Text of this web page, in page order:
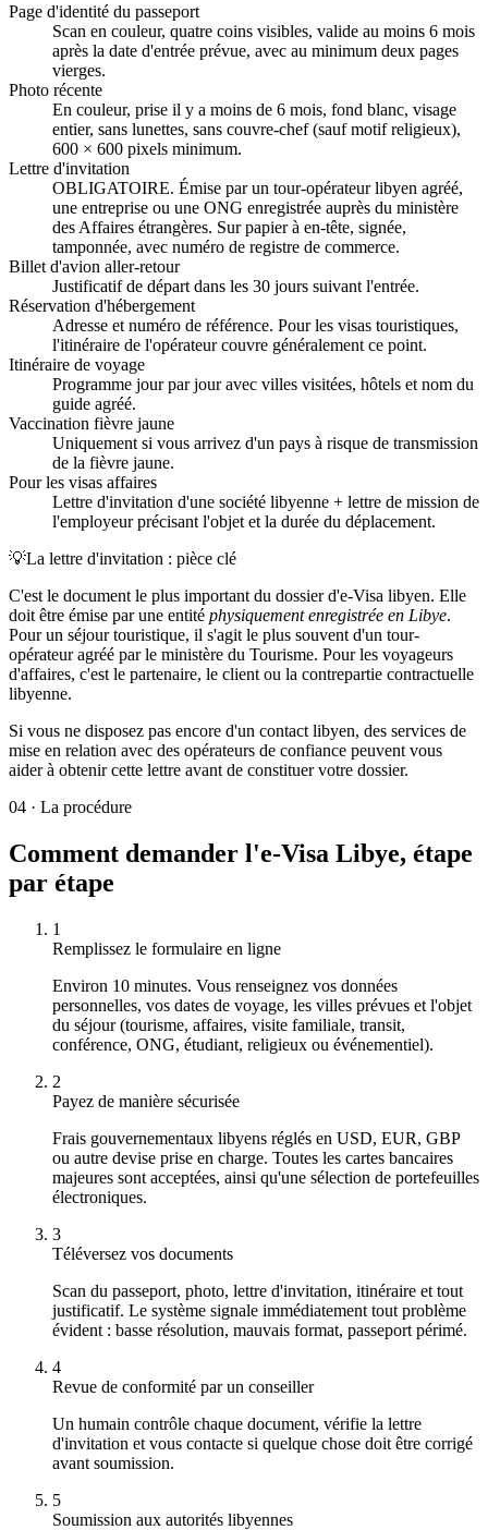
Page d'identité du passeport
Scan en couleur, quatre coins visibles, valide au moins 6 mois
après la date d'entrée prévue, avec au minimum deux pages
vierges.
Photo récente
En couleur, prise il y a moins de 6 mois, fond blanc, visage
entier, sans lunettes, sans couvre-chef (sauf motif religieux),
600 × 600 pixels minimum.
Lettre d'invitation
OBLIGATOIRE. Émise par un tour-opérateur libyen agréé,
une entreprise ou une ONG enregistrée auprès du ministère
des Affaires étrangères. Sur papier à en-tête, signée,
tamponnée, avec numéro de registre de commerce.
Billet d'avion aller-retour
Justificatif de départ dans les 30 jours suivant l'entrée.
Réservation d'hébergement
Adresse et numéro de référence. Pour les visas touristiques,
l'itinéraire de l'opérateur couvre généralement ce point.
Itinéraire de voyage
Programme jour par jour avec villes visitées, hôtels et nom du
guide agréé.
Vaccination fièvre jaune
Uniquement si vous arrivez d'un pays à risque de transmission
de la fièvre jaune.
Pour les visas affaires
Lettre d'invitation d'une société libyenne + lettre de mission de
l'employeur précisant l'objet et la durée du déplacement.
💡La lettre d'invitation : pièce clé
C'est le document le plus important du dossier d'e-Visa libyen. Elle
doit être émise par une entité physiquement enregistrée en Libye.
Pour un séjour touristique, il s'agit le plus souvent d'un tour-
opérateur agréé par le ministère du Tourisme. Pour les voyageurs
d'affaires, c'est le partenaire, le client ou la contrepartie contractuelle
libyenne.
Si vous ne disposez pas encore d'un contact libyen, des services de
mise en relation avec des opérateurs de confiance peuvent vous
aider à obtenir cette lettre avant de constituer votre dossier.
04 · La procédure
Comment demander l'e-Visa Libye, étape
par étape
1
Remplissez le formulaire en ligne
Environ 10 minutes. Vous renseignez vos données
personnelles, vos dates de voyage, les villes prévues et l'objet
du séjour (tourisme, affaires, visite familiale, transit,
conférence, ONG, étudiant, religieux ou événementiel).
2
Payez de manière sécurisée
Frais gouvernementaux libyens réglés en USD, EUR, GBP
ou autre devise prise en charge. Toutes les cartes bancaires
majeures sont acceptées, ainsi qu'une sélection de portefeuilles
électroniques.
3
Téléversez vos documents
Scan du passeport, photo, lettre d'invitation, itinéraire et tout
justificatif. Le système signale immédiatement tout problème
évident : basse résolution, mauvais format, passeport périmé.
4
Revue de conformité par un conseiller
Un humain contrôle chaque document, vérifie la lettre
d'invitation et vous contacte si quelque chose doit être corrigé
avant soumission.
5
Soumission aux autorités libyennes